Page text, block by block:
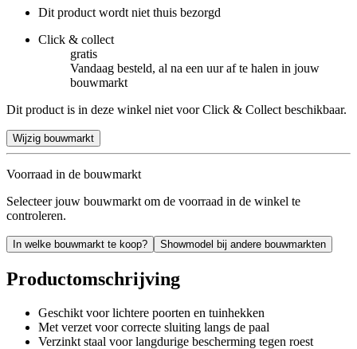
Dit product wordt niet thuis bezorgd
Click & collect
gratis
Vandaag besteld, al na een uur af te halen in jouw
bouwmarkt
Dit product is in deze winkel niet voor Click & Collect beschikbaar.
Wijzig bouwmarkt
Voorraad in de bouwmarkt
Selecteer jouw bouwmarkt om de voorraad in de winkel te
controleren.
In welke bouwmarkt te koop? Showmodel bij andere bouwmarkten
Productomschrijving
Geschikt voor lichtere poorten en tuinhekken
Met verzet voor correcte sluiting langs de paal
Verzinkt staal voor langdurige bescherming tegen roest